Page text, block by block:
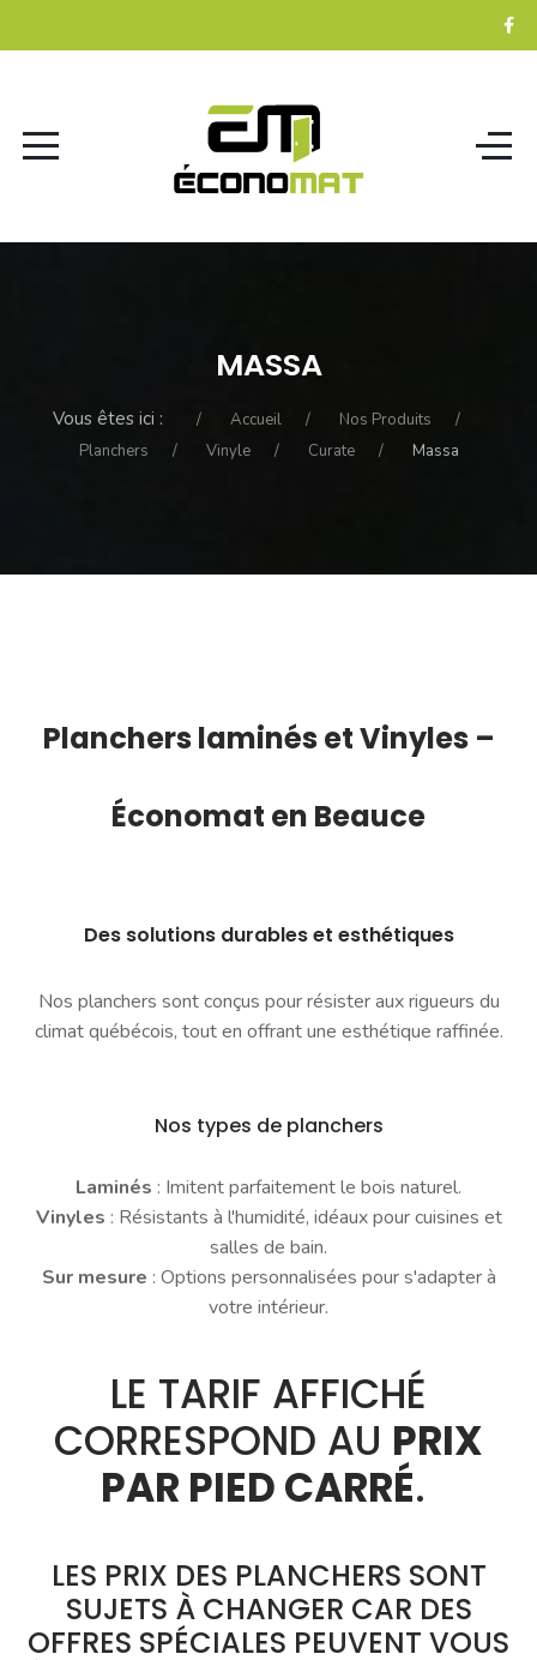
MASSA
Vous êtes ici : Accueil
Nos Produits
Planchers
Vinyle Curate Massa
Planchers laminés et Vinyles –
Économat en Beauce
Des solutions durables et esthétiques
Nos planchers sont conçus pour résister aux rigueurs du
climat québécois, tout en offrant une esthétique raffinée.
Nos types de planchers
Laminés : Imitent parfaitement le bois naturel.
Vinyles : Résistants à l'humidité, idéaux pour cuisines et
salles de bain.
Sur mesure : Options personnalisées pour s'adapter à
votre intérieur.
LE TARIF AFFICHÉ
CORRESPOND AU PRIX
PAR PIED CARRÉ.
LES PRIX DES PLANCHERS SONT
SUJETS À CHANGER CAR DES
OFFRES SPÉCIALES PEUVENT VOUS